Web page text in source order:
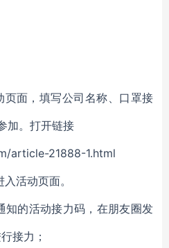
页面，填写公司名称、口罩接
加。打开链接
article-21888-1.html
活动页面。
知的活动接力码，在朋友圈发
接力；